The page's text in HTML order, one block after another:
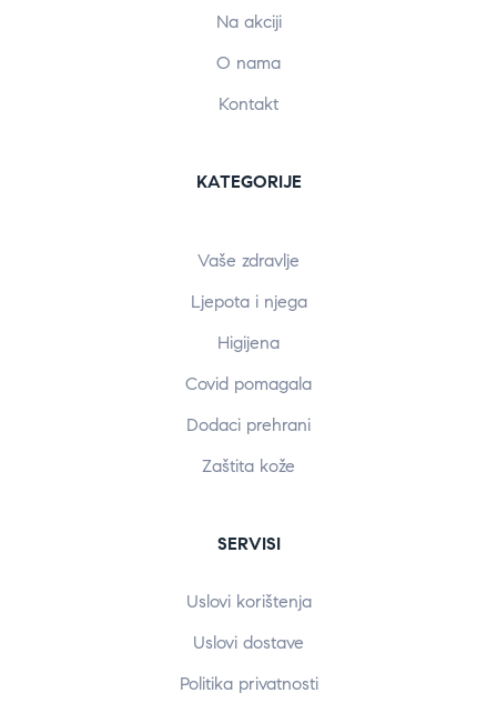
Na akciji
O nama
Kontakt
KATEGORIJE
Vaše zdravlje
Ljepota i njega
Higijena
Covid pomagala
Dodaci prehrani
Zaštita kože
SERVISI
Uslovi korištenja
Uslovi dostave
Politika privatnosti